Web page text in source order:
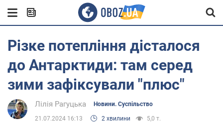
Різке потепління дісталося
до Антарктиди: там серед
зими зафіксували "плюс"
Лілія Рагуцька Новини. Суспільство
21.07.2024 16:13 2 хвилини 5,0 т.